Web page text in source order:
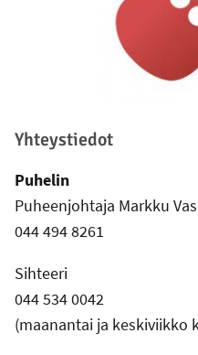
Yhteystiedot
Puhelin
Puheenjohtaja Markku
044 494 8261
Sihteeri
044 534 0042
(maanantai ja keskiviikko